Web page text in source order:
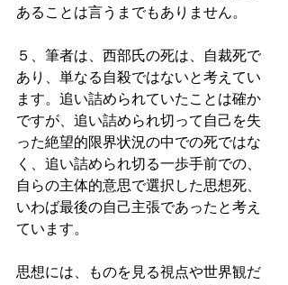
あることは言うまでもありません。
５、筆者は、西部氏の死は、自裁死で
あり、単なる自殺ではないと考えてい
ます。追い詰められていたことは確か
ですが、追い詰められ切って自己を失
った絶望的限界状況の中での死ではな
く、追い詰められ切る一歩手前での、
自らの主体的意思で選択した思想死、
いわば最後の自己主張であったと考え
ています。
思想には、ものを見る視点や世界観だ